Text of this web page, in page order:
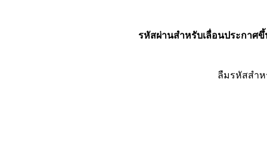
รหัสผ่านสำหรับเลื่อนประกาศขึ้
ลืมรหัสสำ